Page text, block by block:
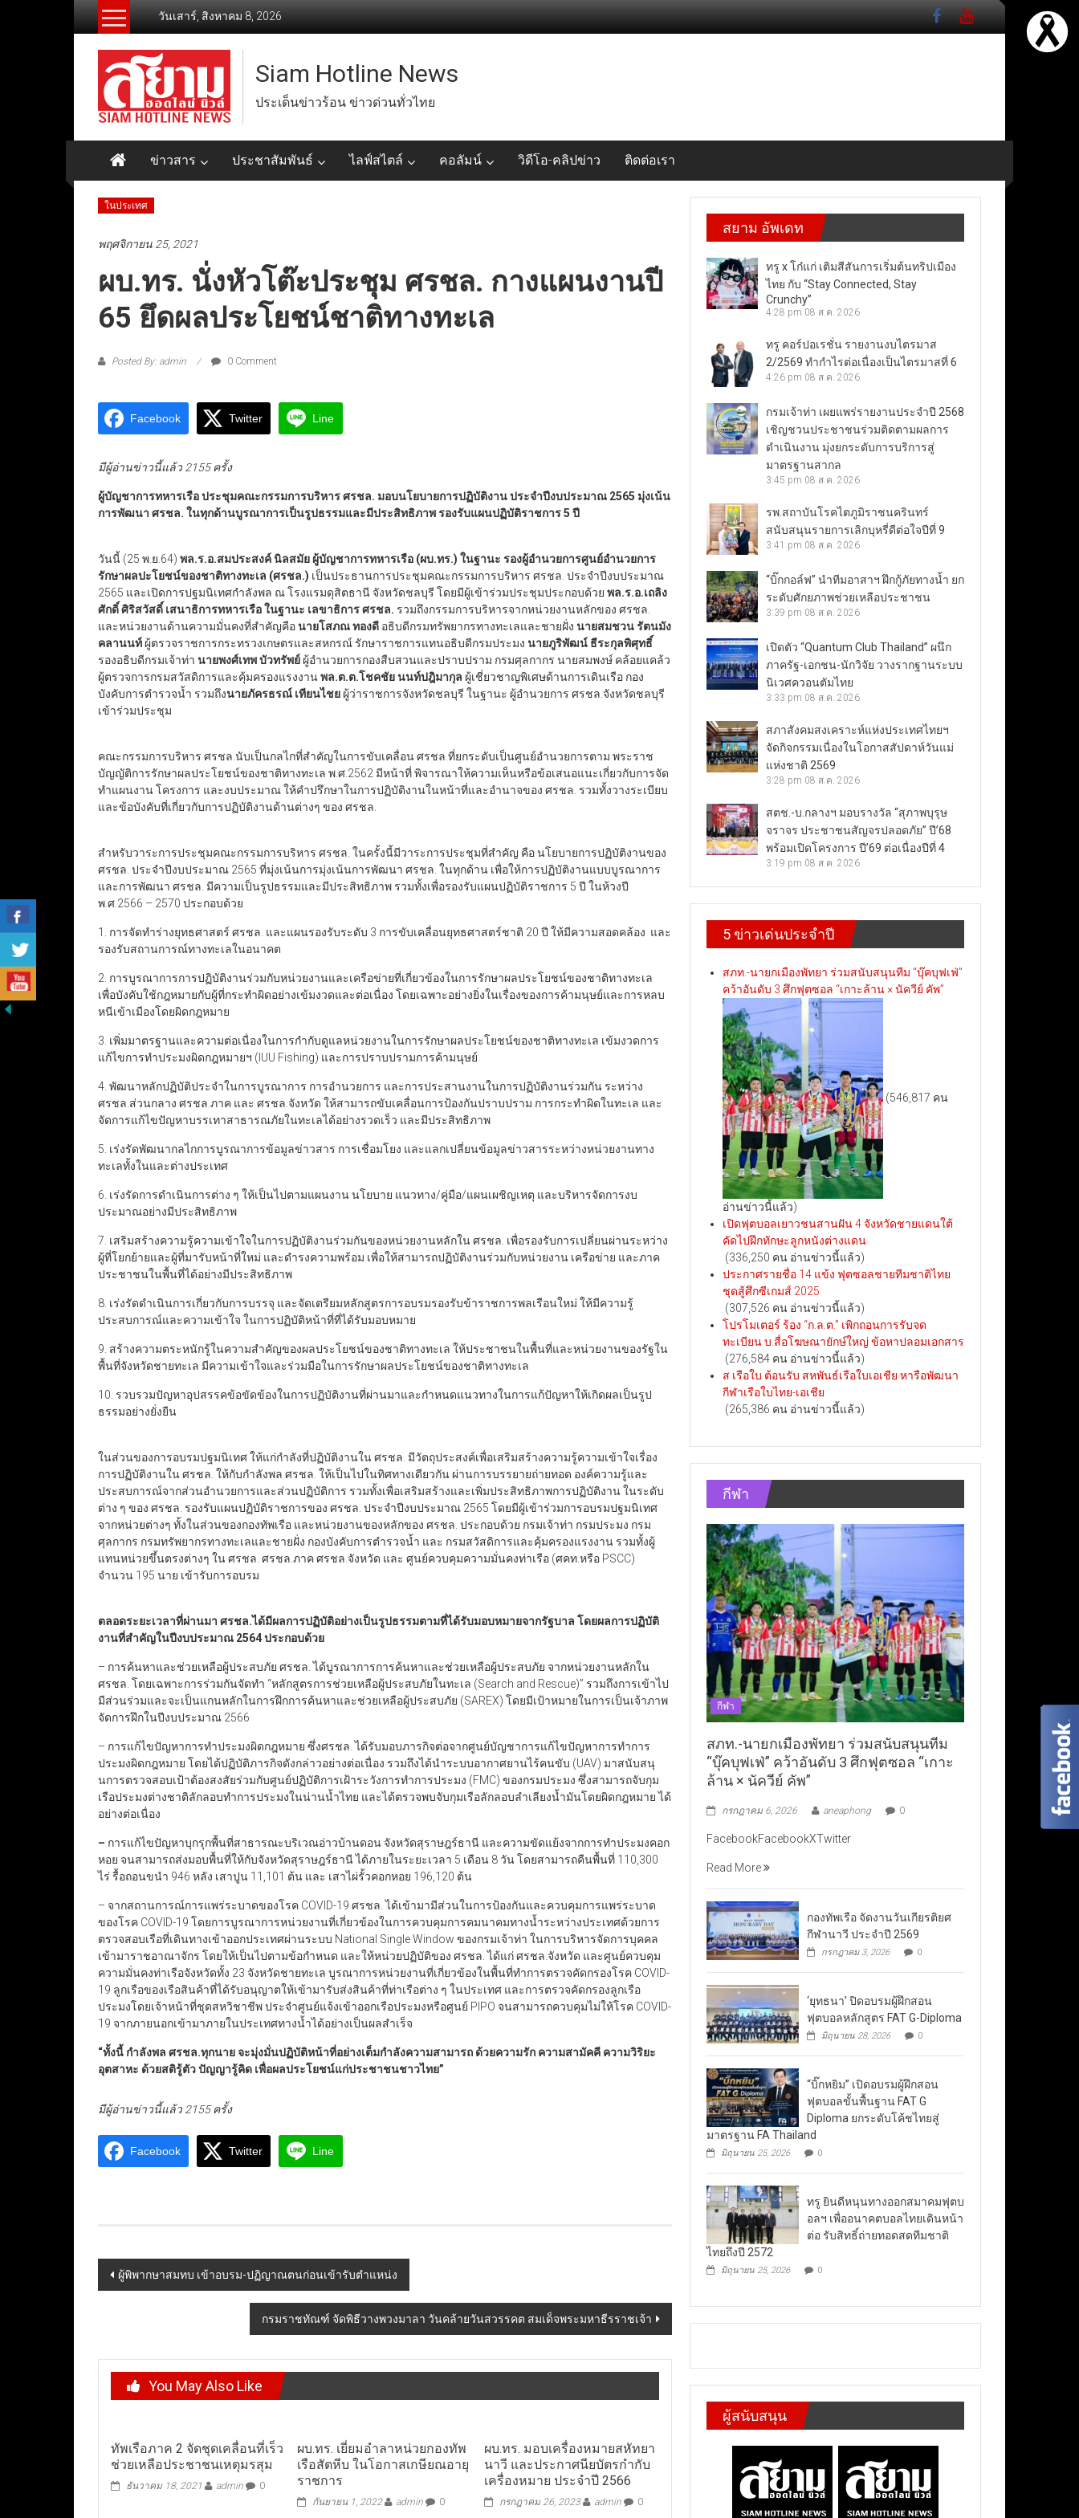
วันเสาร์, สิงหาคม 8, 2026
Siam Hotline News
ประเด็นข่าวร้อน ข่าวด่วนทั่วไทย
ข่าวสาร ประชาสัมพันธ์ ไลฟ์สไตล์ คอลัมน์ วิดีโอ-คลิปข่าว ติดต่อเรา
ในประเทศ
พฤศจิกายน 25, 2021
ผบ.ทร. นั่งหัวโต๊ะประชุม ศรชล. กางแผนงานปี
65 ยึดผลประโยชน์ชาติทางทะเล
Posted By: admin 0 Comment
Facebook Twitter Line
มีผู้อ่านข่าวนี้แล้ว 2155 ครั้ง
ผู้บัญชาการทหารเรือ ประชุมคณะกรรมการบริหาร ศรชล. มอบนโยบายการปฏิบัติงาน ประจำปีงบประมาณ 2565 มุ่งเน้น
การพัฒนา ศรชล. ในทุกด้านบูรณาการเป็นรูปธรรมและมีประสิทธิภาพ รองรับแผนปฏิบัติราชการ 5 ปี
วันนี้ (25 พ.ย.64) พล.ร.อ.สมประสงค์ นิลสมัย ผู้บัญชาการทหารเรือ (ผบ.ทร.) ในฐานะ รองผู้อำนวยการศูนย์อำนวยการ
รักษาผลปะโยชน์ของชาติทางทะเล (ศรชล.) เป็นประธานการประชุมคณะกรรมการบริหาร ศรชล. ประจำปีงบประมาณ
2565 และเปิดการปฐมนิเทศกำลังพล ณ โรงแรมดุสิตธานี จังหวัดชลบุรี โดยมีผู้เข้าร่วมประชุมประกอบด้วย พล.ร.อ.เถลิง
ศักดิ์ ศิริสวัสดิ์ เสนาธิการทหารเรือ ในฐานะ เลขาธิการ ศรชล. รวมถึงกรรมการบริหารจากหน่วยงานหลักของ ศรชล.
และหน่วยงานด้านความมั่นคงที่สำคัญคือนายโสภณ ทองดี อธิบดีกรมทรัพยากรทางทะเลและชายฝั่ง นายสมชวน รัตนมัง
คลานนท์ ผู้ตรวจราชการกระทรวงเกษตรและสหกรณ์ รักษาราชการแทนอธิบดีกรมประมง นายภูริพัฒน์ ธีระกุลพิศุทธิ์
รองอธิบดีกรมเจ้าท่า นายพงศ์เทพ บัวทรัพย์ ผู้อำนวยการกองสืบสวนและปราบปราม กรมศุลกากร นายสมพงษ์ คล้อยแคล้ว
ผู้ตรวจการกรมสวัสดิการและคุ้มครองแรงงานพล.ต.ต.โชคชัย นนท์ปฎิมากุล ผู้เชี่ยวชาญพิเศษด้านการเดินเรือ กอง
บังคับการตำรวจน้ำ รวมถึงนายภัครธรณ์ เทียนไชย ผู้ว่าราชการจังหวัดชลบุรี ในฐานะ ผู้อำนวยการ ศรชล.จังหวัดชลบุรี
เข้าร่วมประชุม
คณะกรรมการบริหาร ศรชล.นับเป็นกลไกที่สำคัญในการขับเคลื่อน ศรชล.ที่ยกระดับเป็นศูนย์อำนวยการตาม พระราช
บัญญัติการรักษาผลประโยชน์ของชาติทางทะเล พ.ศ.2562 มีหน้าที่ พิจารณาให้ความเห็นหรือข้อเสนอแนะเกี่ยวกับการจัด
ทำแผนงาน โครงการ และงบประมาณ ให้คำปรึกษาในการปฏิบัติงานในหน้าที่และอำนาจของ ศรชล. รวมทั้งวางระเบียบ
และข้อบังคับที่เกี่ยวกับการปฏิบัติงานด้านต่างๆ ของ ศรชล.
สำหรับวาระการประชุมคณะกรรมการบริหาร ศรชล. ในครั้งนี้มีวาระการประชุมที่สำคัญ คือ นโยบายการปฏิบัติงานของ
ศรชล. ประจำปีงบประมาณ 2565 ที่มุ่งเน้นการมุ่งเน้นการพัฒนา ศรชล. ในทุกด้าน เพื่อให้การปฏิบัติงานแบบบูรณาการ
และการพัฒนา ศรชล. มีความเป็นรูปธรรมและมีประสิทธิภาพ รวมทั้งเพื่อรองรับแผนปฏิบัติราชการ 5 ปี ในห้วงปี
พ.ศ.2566 – 2570 ประกอบด้วย
1. การจัดทำร่างยุทธศาสตร์ ศรชล. และแผนรองรับระดับ 3 การขับเคลื่อนยุทธศาสตร์ชาติ 20 ปี ให้มีความสอดคล้อง และ
รองรับสถานการณ์ทางทะเลในอนาคต
2. การบูรณาการการปฏิบัติงานร่วมกับหน่วยงานและเครือข่ายที่เกี่ยวข้องในการรักษาผลประโยชน์ของชาติทางทะเล
เพื่อบังคับใช้กฎหมายกับผู้ที่กระทำผิดอย่างเข้มงวดและต่อเนื่อง โดยเฉพาะอย่างยิ่งในเรื่องของการค้ามนุษย์และการหลบ
หนีเข้าเมืองโดยผิดกฎหมาย
3. เพิ่มมาตรฐานและความต่อเนื่องในการกำกับดูแลหน่วยงานในการรักษาผลประโยชน์ของชาติทางทะเล เข้มงวดการ
แก้ไขการทำประมงผิดกฎหมายฯ (IUU Fishing) และการปราบปรามการค้ามนุษย์
4. พัฒนาหลักปฏิบัติประจำในการบูรณาการ การอำนวยการ และการประสานงานในการปฏิบัติงานร่วมกัน ระหว่าง
ศรชล.ส่วนกลาง ศรชล.ภาค และ ศรชล.จังหวัด ให้สามารถขับเคลื่อนการป้องกันปราบปราม การกระทำผิดในทะเล และ
จัดการแก้ไขปัญหาบรรเทาสาธารณภัยในทะเลได้อย่างรวดเร็ว และมีประสิทธิภาพ
5. เร่งรัดพัฒนากลไกการบูรณาการข้อมูลข่าวสาร การเชื่อมโยง และแลกเปลี่ยนข้อมูลข่าวสารระหว่างหน่วยงานทาง
ทะเลทั้งในและต่างประเทศ
6. เร่งรัดการดำเนินการต่าง ๆ ให้เป็นไปตามแผนงาน นโยบาย แนวทาง/คู่มือ/แผนเผชิญเหตุ และบริหารจัดการงบ
ประมาณอย่างมีประสิทธิภาพ
7. เสริมสร้างความรู้ความเข้าใจในการปฏิบัติงานร่วมกันของหน่วยงานหลักใน ศรชล. เพื่อรองรับการเปลี่ยนผ่านระหว่าง
ผู้ที่โยกย้ายและผู้ที่มารับหน้าที่ใหม่ และดำรงความพร้อม เพื่อให้สามารถปฏิบัติงานร่วมกับหน่วยงาน เครือข่าย และภาค
ประชาชนในพื้นที่ได้อย่างมีประสิทธิภาพ
8. เร่งรัดดำเนินการเกี่ยวกับการบรรจุ และจัดเตรียมหลักสูตรการอบรมรองรับข้าราชการพลเรือนใหม่ ให้มีความรู้
ประสบการณ์และความเข้าใจ ในการปฏิบัติหน้าที่ที่ได้รับมอบหมาย
9. สร้างความตระหนักรู้ในความสำคัญของผลประโยชน์ของชาติทางทะเล ให้ประชาชนในพื้นที่และหน่วยงานของรัฐใน
พื้นที่จังหวัดชายทะเล มีความเข้าใจและร่วมมือในการรักษาผลประโยชน์ของชาติทางทะเล
10. รวบรวมปัญหาอุปสรรคข้อขัดข้องในการปฏิบัติงานที่ผ่านมาและกำหนดแนวทางในการแก้ปัญหาให้เกิดผลเป็นรูป
ธรรมอย่างยั่งยืน
ในส่วนของการอบรมปฐมนิเทศ ให้แก่กำลังที่ปฏิบัติงานใน ศรชล. มีวัตถุประสงค์เพื่อเสริมสร้างความรู้ความเข้าใจเรื่อง
การปฏิบัติงานใน ศรชล. ให้กับกำลังพล ศรชล. ให้เป็นไปในทิศทางเดียวกัน ผ่านการบรรยายถ่ายทอด องค์ความรู้และ
ประสบการณ์จากส่วนอำนวยการและส่วนปฏิบัติการ รวมทั้งเพื่อเสริมสร้างและเพิ่มประสิทธิภาพการปฏิบัติงาน ในระดับ
ต่าง ๆ ของ ศรชล. รองรับแผนปฏิบัติราชการของ ศรชล. ประจำปีงบประมาณ 2565 โดยมีผู้เข้าร่วมการอบรมปฐมนิเทศ
จากหน่วยต่างๆ ทั้งในส่วนของกองทัพเรือ และหน่วยงานของหลักของ ศรชล. ประกอบด้วย กรมเจ้าท่า กรมประมง กรม
ศุลกากร กรมทรัพยากรทางทะเลและชายฝั่ง กองบังคับการตำรวจน้ำ และ กรมสวัสดิการและคุ้มครองแรงงาน รวมทั้งผู้
แทนหน่วยขึ้นตรงต่างๆ ใน ศรชล. ศรชล.ภาค ศรชล.จังหวัด และ ศูนย์ควบคุมความมั่นคงท่าเรือ (ศคท.หรือ PSCC)
จำนวน 195 นาย เข้ารับการอบรม
ตลอดระยะเวลาที่ผ่านมา ศรชล.ได้มีผลการปฏิบัติอย่างเป็นรูปธรรมตามที่ได้รับมอบหมายจากรัฐบาล โดยผลการปฏิบัติ
งานที่สำคัญในปีงบประมาณ 2564 ประกอบด้วย
– การค้นหาและช่วยเหลือผู้ประสบภัย ศรชล. ได้บูรณาการการค้นหาและช่วยเหลือผู้ประสบภัย จากหน่วยงานหลักใน
ศรชล. โดยเฉพาะการร่วมกันจัดทำ “หลักสูตรการช่วยเหลือผู้ประสบภัยในทะเล (Search and Rescue)” รวมถึงการเข้าไป
มีส่วนร่วมและจะเป็นแกนหลักในการฝึกการค้นหาและช่วยเหลือผู้ประสบภัย (SAREX) โดยมีเป้าหมายในการเป็นเจ้าภาพ
จัดการฝึกในปีงบประมาณ 2566
– การแก้ไขปัญหาการทำประมงผิดกฎหมาย ซึ่งศรชล. ได้รับมอบภารกิจต่อจากศูนย์บัญชาการแก้ไขปัญหาการทำการ
ประมงผิดกฎหมาย โดยได้ปฏิบัติภารกิจดังกล่าวอย่างต่อเนื่อง รวมถึงได้นำระบบอากาศยานไร้คนขับ (UAV) มาสนับสนุ
นการตรวจสอบเป้าต้องสงสัยร่วมกับศูนย์ปฏิบัติการเฝ้าระวังการทำการประมง (FMC) ของกรมประมง ซึ่งสามารถจับกุม
เรือประมงต่างชาติลักลอบทำการประมงในน่านน้ำไทย และได้ตรวจพบจับกุมเรือลักลอบลำเลียงน้ำมันโดยผิดกฎหมาย ได้
อย่างต่อเนื่อง
– การแก้ไขปัญหาบุกรุกพื้นที่สาธารณะบริเวณอ่าวบ้านดอน จังหวัดสุราษฎร์ธานี และความขัดแย้งจากการทำประมงคอก
หอย จนสามารถส่งมอบพื้นที่ให้กับจังหวัดสุราษฎร์ธานี ได้ภายในระยะเวลา 5 เดือน 8 วัน โดยสามารถคืนพื้นที่ 110,300
ไร่ รื้อถอนขนำ 946 หลัง เสาปูน 11,101 ต้น และ เสาไผ่รั้วคอกหอย 196,120 ต้น
– จากสถานการณ์การแพร่ระบาดของโรค COVID-19 ศรชล. ได้เข้ามามีส่วนในการป้องกันและควบคุมการแพร่ระบาด
ของโรค COVID-19 โดยการบูรณาการหน่วยงานที่เกี่ยวข้องในการควบคุมการคมนาคมทางน้ำระหว่างประเทศด้วยการ
ตรวจสอบเรือที่เดินทางเข้าออกประเทศผ่านระบบ National Single Window ของกรมเจ้าท่า ในการบริหารจัดการบุคคล
เข้ามาราชอาณาจักร โดยให้เป็นไปตามข้อกำหนด และให้หน่วยปฏิบัติของ ศรชล. ได้แก่ ศรชล.จังหวัด และศูนย์ควบคุม
ความมั่นคงท่าเรือจังหวัดทั้ง 23 จังหวัดชายทะเล บูรณาการหน่วยงานที่เกี่ยวข้องในพื้นที่ทำการตรวจคัดกรองโรค COVID-
19 ลูกเรือของเรือสินค้าที่ได้รับอนุญาตให้เข้ามารับส่งสินค้าที่ท่าเรือต่าง ๆ ในประเทศ และการตรวจคัดกรองลูกเรือ
ประมงโดยเจ้าหน้าที่ชุดสหวิชาชีพ ประจำศูนย์แจ้งเข้าออกเรือประมงหรือศูนย์ PIPO จนสามารถควบคุมไม่ให้โรค COVID-
19 จากภายนอกเข้ามาภายในประเทศทางน้ำได้อย่างเป็นผลสำเร็จ
“ทั้งนี้ กำลังพล ศรชล.ทุกนาย จะมุ่งมั่นปฏิบัติหน้าที่อย่างเต็มกำลังความสามารถ ด้วยความรัก ความสามัคคี ความวิริยะ
อุตสาหะ ด้วยสติรู้ตัว ปัญญารู้คิด เพื่อผลประโยชน์แก่ประชาชนชาวไทย”
มีผู้อ่านข่าวนี้แล้ว 2155 ครั้ง
Facebook Twitter Line
Post
ผู้พิพากษาสมทบ เข้าอบรม-ปฏิญาณตนก่อนเข้ารับตำแหน่ง
กรมราชทัณฑ์ จัดพิธีวางพวงมาลา วันคล้ายวันสวรรคต สมเด็จพระมหาธีรราชเจ้า
You May Also Like
ทัพเรือภาค 2 จัดชุดเคลื่อนที่เร็ว
ช่วยเหลือประชาชนเหตุมรสุม
ธันวาคม 18, 2021 admin 0
ผบ.ทร. เยี่ยมอำลาหน่วยกองทัพ
เรือสัตหีบ ในโอกาสเกษียณอายุ
ราชการ
กันยายน 1, 2022 admin 0
ผบ.ทร. มอบเครื่องหมายสหัทยา
นาวี และประกาศนียบัตรกำกับ
เครื่องหมาย ประจำปี 2566
กรกฎาคม 26, 2023 admin 0
สยาม อัพเดท
ทรู x โก๋แก่ เติมสีสันการเริ่มต้นทริปเมือง
ไทย กับ “Stay Connected, Stay
Crunchy”
4:28 pm 08 ส.ค. 2026
ทรู คอร์ปอเรชั่น รายงานงบไตรมาส
2/2569 ทำกำไรต่อเนื่องเป็นไตรมาสที่ 6
4:26 pm 08 ส.ค. 2026
กรมเจ้าท่า เผยแพร่รายงานประจำปี 2568
เชิญชวนประชาชนร่วมติดตามผลการ
ดำเนินงาน มุ่งยกระดับการบริการสู่
มาตรฐานสากล
3:45 pm 08 ส.ค. 2026
รพ.สถาบันโรคไตภูมิราชนครินทร์
สนับสนุนรายการเลิกบุหรี่ดีต่อใจปีที่ 9
3:41 pm 08 ส.ค. 2026
“บิ๊กกอล์ฟ” นำทีมอาสาฯ ฝึกกู้ภัยทางน้ำ ยก
ระดับศักยภาพช่วยเหลือประชาชน
3:39 pm 08 ส.ค. 2026
เปิดตัว “Quantum Club Thailand” ผนึก
ภาครัฐ-เอกชน-นักวิจัย วางรากฐานระบบ
นิเวศควอนตัมไทย
3:33 pm 08 ส.ค. 2026
สภาสังคมสงเคราะห์แห่งประเทศไทยฯ
จัดกิจกรรมเนื่องในโอกาสสัปดาห์วันแม่
แห่งชาติ 2569
3:28 pm 08 ส.ค. 2026
สตช.-บ.กลางฯ มอบรางวัล “สุภาพบุรุษ
จราจร ประชาชนสัญจรปลอดภัย” ปี’68
พร้อมเปิดโครงการ ปี’69 ต่อเนื่องปีที่ 4
3:19 pm 08 ส.ค. 2026
5 ข่าวเด่นประจำปี
สภท.-นายกเมืองพัทยา ร่วมสนับสนุนทีม “บุ๊คบุฟเฟ่”
คว้าอันดับ 3 ศึกฟุตซอล “เกาะล้าน × นัควีย์ คัพ”
(546,817 คน
อ่านข่าวนี้แล้ว)
เปิดฟุตบอลเยาวชนสานฝัน 4 จังหวัดชายแดนใต้
คัดไปฝึกทักษะลูกหนังต่างแดน
(336,250 คน อ่านข่าวนี้แล้ว)
ประกาศรายชื่อ 14 แข้ง ฟุตซอลชายทีมชาติไทย
ชุดสู้ศึกซีเกมส์ 2025
(307,526 คน อ่านข่าวนี้แล้ว)
โปรโมเตอร์ ร้อง “ก.ล.ต.” เพิกถอนการรับจด
ทะเบียน บ.สื่อโฆษณายักษ์ใหญ่ ข้อหาปลอมเอกสาร
(276,584 คน อ่านข่าวนี้แล้ว)
ส.เรือใบ ต้อนรับ สหพันธ์เรือใบเอเชีย หารือพัฒนา
กีฬาเรือใบไทย-เอเชีย
(265,386 คน อ่านข่าวนี้แล้ว)
กีฬา
กีฬา
สภท.-นายกเมืองพัทยา ร่วมสนับสนุนทีม
“บุ๊คบุฟเฟ่” คว้าอันดับ 3 ศึกฟุตซอล “เกาะ
ล้าน × นัควีย์ คัพ”
กรกฎาคม 6, 2026 aneaphong 0
FacebookFacebookXTwitter
Read More
กองทัพเรือ จัดงานวันเกียรติยศ
กีฬานาวี ประจำปี 2569
กรกฎาคม 3, 2026 0
‘ยุทธนา’ ปิดอบรมผู้ฝึกสอน
ฟุตบอลหลักสูตร FAT G-Diploma
มิถุนายน 28, 2026 0
“บิ๊กหยิม” เปิดอบรมผู้ฝึกสอน
ฟุตบอลขั้นพื้นฐาน FAT G
Diploma ยกระดับโค้ชไทยสู่
มาตรฐาน FA Thailand
มิถุนายน 25, 2026 0
ทรู ยินดีหนุนทางออกสมาคมฟุตบ
อลฯ เพื่ออนาคตบอลไทยเดินหน้า
ต่อ รับสิทธิ์ถ่ายทอดสดทีมชาติ
ไทยถึงปี 2572
มิถุนายน 25, 2026 0
ผู้สนับสนุน